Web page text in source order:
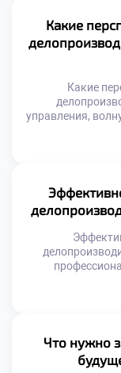
развития
уделяет
Будущие
Какие
Какие
управления,
аппарата
обрабатывает
позволяет
организация
Что нужно